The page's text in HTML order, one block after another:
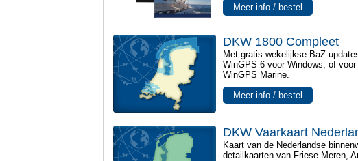
Meer info / bestel
DKW 1800 Compleet
Met gratis wekelijkse BaZ-
WinGPS 6 voor Windows, of
WinGPS Marine.
Meer info / bestel
DKW Vaarkaart
Kaart van de Nederlandse
detailkaarten van Friese Meren,